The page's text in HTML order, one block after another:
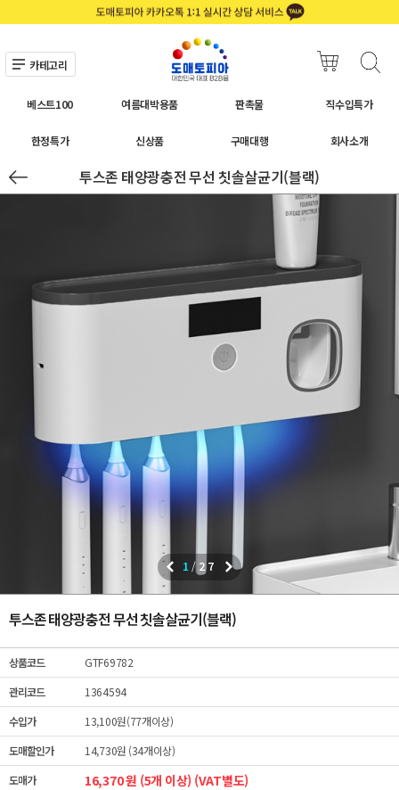
카테고리
베스트100 여름대박용품 판촉물 직수입특가
한정특가 신상품 구매대행 회사소개
투스존 태양광충전 무선 칫솔살균기(블랙)
1 / 27
투스존 태양광충전 무선 칫솔살균기(블랙)
상품코드
GTF69782
관리코드
1364594
수입가
13,100원(77개이상)
도매할인가
14,730원 (34개이상)
도매가
16,370 원 (5개 이상) (VAT별도)